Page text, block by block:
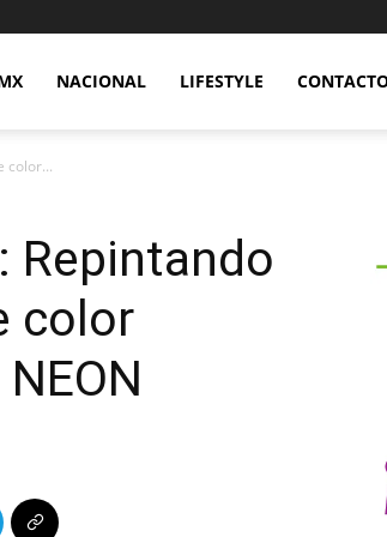
NACIONAL LIFESTYLE
color...
Repintando
color